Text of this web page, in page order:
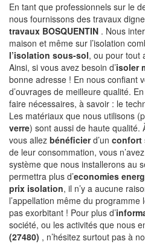
En tant que professionnels sur le
nous fournissons des travaux
travaux BOSQUENTIN . Nous
maison et même sur l’isolation
l’isolation sous-sol, ou pour tout
Ainsi, si vous avez besoin d’isoler
bonne adresse ! En nous confiant
d’ouvrages de meilleure qualité.
faire nécessaires, à savoir : le
Les matériaux que nous utilisons
verre) sont aussi de haute qualité.
vous allez bénéficierd’un confort
de leur consommation, vous
système que nous installerons au
permettra plus d’economies
prix isolation, il n’y a aucune
l’appellation même du programme
pas exorbitant ! Pour plus d’
société, ou les activités que nous
(27480) , n’hésitez surtout pas à